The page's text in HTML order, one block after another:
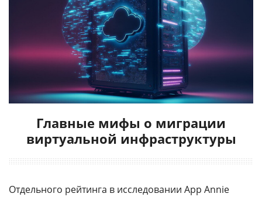
Главные мифы о миграции
виртуальной инфраструктуры
Отдельного рейтинга в исследовании App Annie